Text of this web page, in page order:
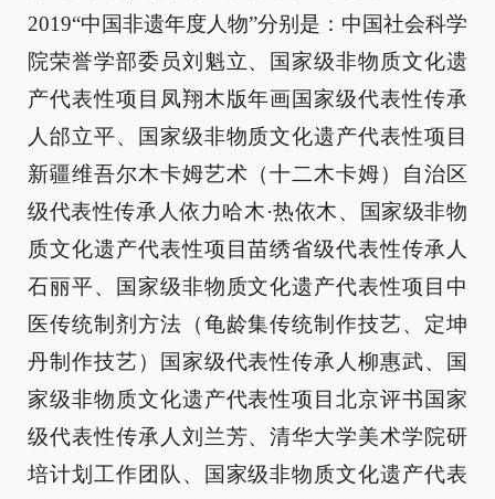
2019“中国非遗年度人物”分别是：中国社会科学
院荣誉学部委员刘魁立、国家级非物质文化遗
产代表性项目凤翔木版年画国家级代表性传承
人邰立平、国家级非物质文化遗产代表性项目
新疆维吾尔木卡姆艺术（十二木卡姆）自治区
级代表性传承人依力哈木·热依木、国家级非物
质文化遗产代表性项目苗绣省级代表性传承人
石丽平、国家级非物质文化遗产代表性项目中
医传统制剂方法（龟龄集传统制作技艺、定坤
丹制作技艺）国家级代表性传承人柳惠武、国
家级非物质文化遗产代表性项目北京评书国家
级代表性传承人刘兰芳、清华大学美术学院研
培计划工作团队、国家级非物质文化遗产代表